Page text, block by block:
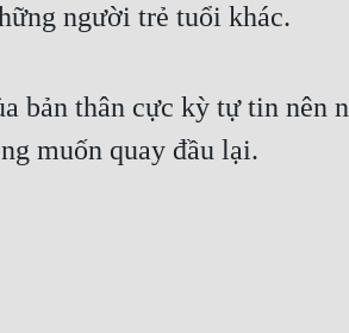
người trẻ tuổi khác.
thân cực kỳ tự tin nên
muốn quay đầu lại.